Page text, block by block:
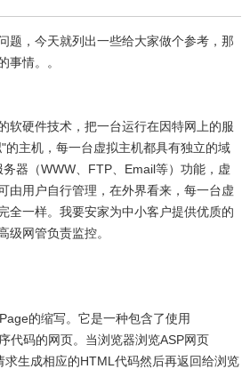
题，今天就列出一些给大家做个参考，那
事情。。
硬件技术，把一台运行在因特网上的服
的主机，每一台虚拟主机都具有独立的域
器（WWW、FTP、Email等）功能，虚
由用户自行管理，在外界看来，每一台虚
全一样。我要安家为中小客户提供优质的
级网管负责监控。
的缩写。它是一种包含了使用
代码的网页。当浏览器浏览ASP网页
求生成相应的HTML代码然后再返回给浏览